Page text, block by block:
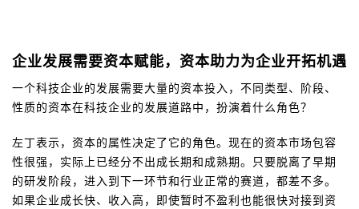
企业发展需要资本赋能，资本助力为企业开拓机遇
一个科技企业的发展需要大量的资本投入，不同类型、阶段、
性质的资本在科技企业的发展道路中，扮演着什么角色？
左丁表示，资本的属性决定了它的角色。现在的资本市场包容
性很强，实际上已经分不出成长期和成熟期。只要脱离了早期
的研发阶段，进入到下一环节和行业正常的赛道，都差不多。
如果企业成长快、收入高，即使暂时不盈利也能很快对接到资